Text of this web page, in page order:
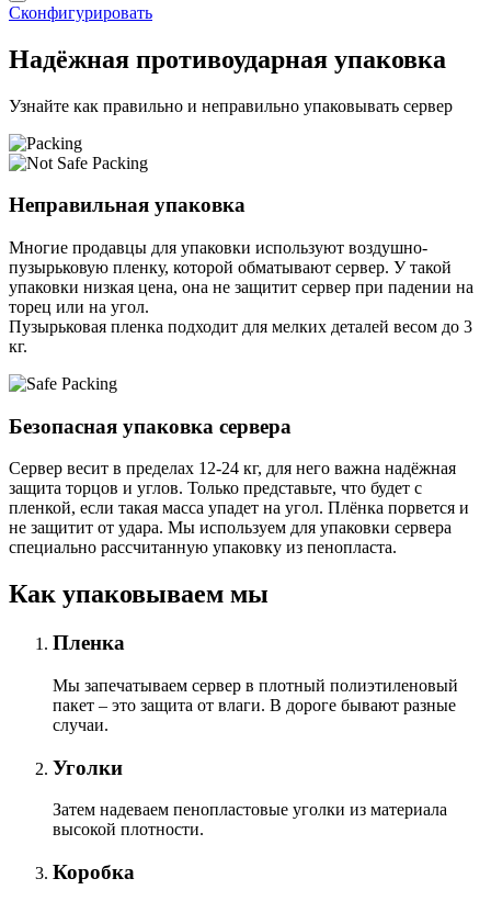
Сконфигурировать
Надёжная противоударная упаковка
Узнайте как правильно и неправильно упаковывать сервер
Неправильная упаковка
Многие продавцы для упаковки используют воздушно-
пузырьковую пленку, которой обматывают сервер. У такой
упаковки низкая цена, она не защитит сервер при падении на
торец или на угол.
Пузырьковая пленка подходит для мелких деталей весом до 3
кг.
Безопасная упаковка сервера
Сервер весит в пределах 12-24 кг, для него важна надёжная
защита торцов и углов. Только представьте, что будет с
пленкой, если такая масса упадет на угол. Плёнка порвется и
не защитит от удара. Мы используем для упаковки сервера
специально расcчитанную упаковку из пенопласта.
Как упаковываем мы
Пленка
Мы запечатываем сервер в плотный полиэтиленовый
пакет – это защита от влаги. В дороге бывают разные
случаи.
Уголки
Затем надеваем пенопластовые уголки из материала
высокой плотности.
Коробка